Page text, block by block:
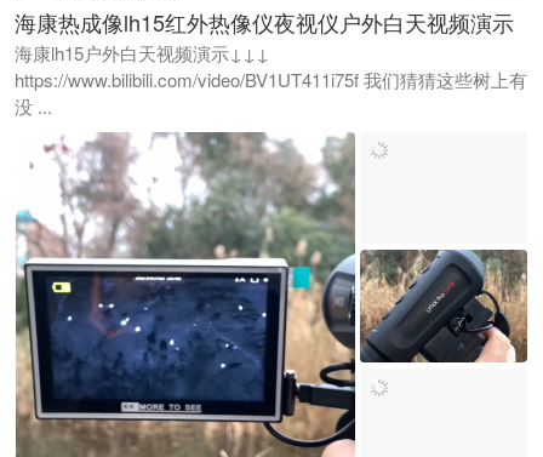
海康热成像lh15红外热像仪夜视仪户外白天视频演示
海康lh15户外白天视频演示↓↓↓
https://www.bilibili.com/video/BV1UT411i75f 我们猜猜这些树上有
没 ...